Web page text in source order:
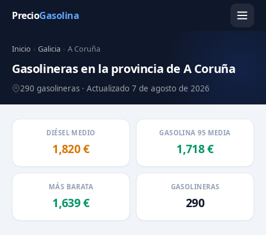
PrecioGasolina
Inicio › Galicia › A Coruña
Gasolineras en la provincia de A Coruña
290 gasolineras · Actualizado 7 de agosto de 2026
DIÉSEL MEDIO
1,820 €
GASOLINA 95 MEDIA
1,718 €
MÁS BARATA
1,639 €
GASOLINERAS
290